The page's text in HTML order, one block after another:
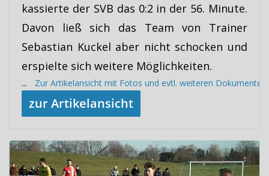
kassierte der SVB das 0:2 in der 56. Minute.
Davon ließ sich das Team von Trainer
Sebastian Kuckel aber nicht schocken und
erspielte sich weitere Möglichkeiten.
...Zur Artikelansicht mit Fotos und evtl. weiteren Dokumenten
zur Artikelansicht